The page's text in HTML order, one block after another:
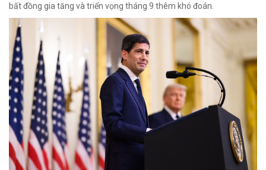
bất đồng gia tăng và triển vọng tháng 9 thêm khó đoán.